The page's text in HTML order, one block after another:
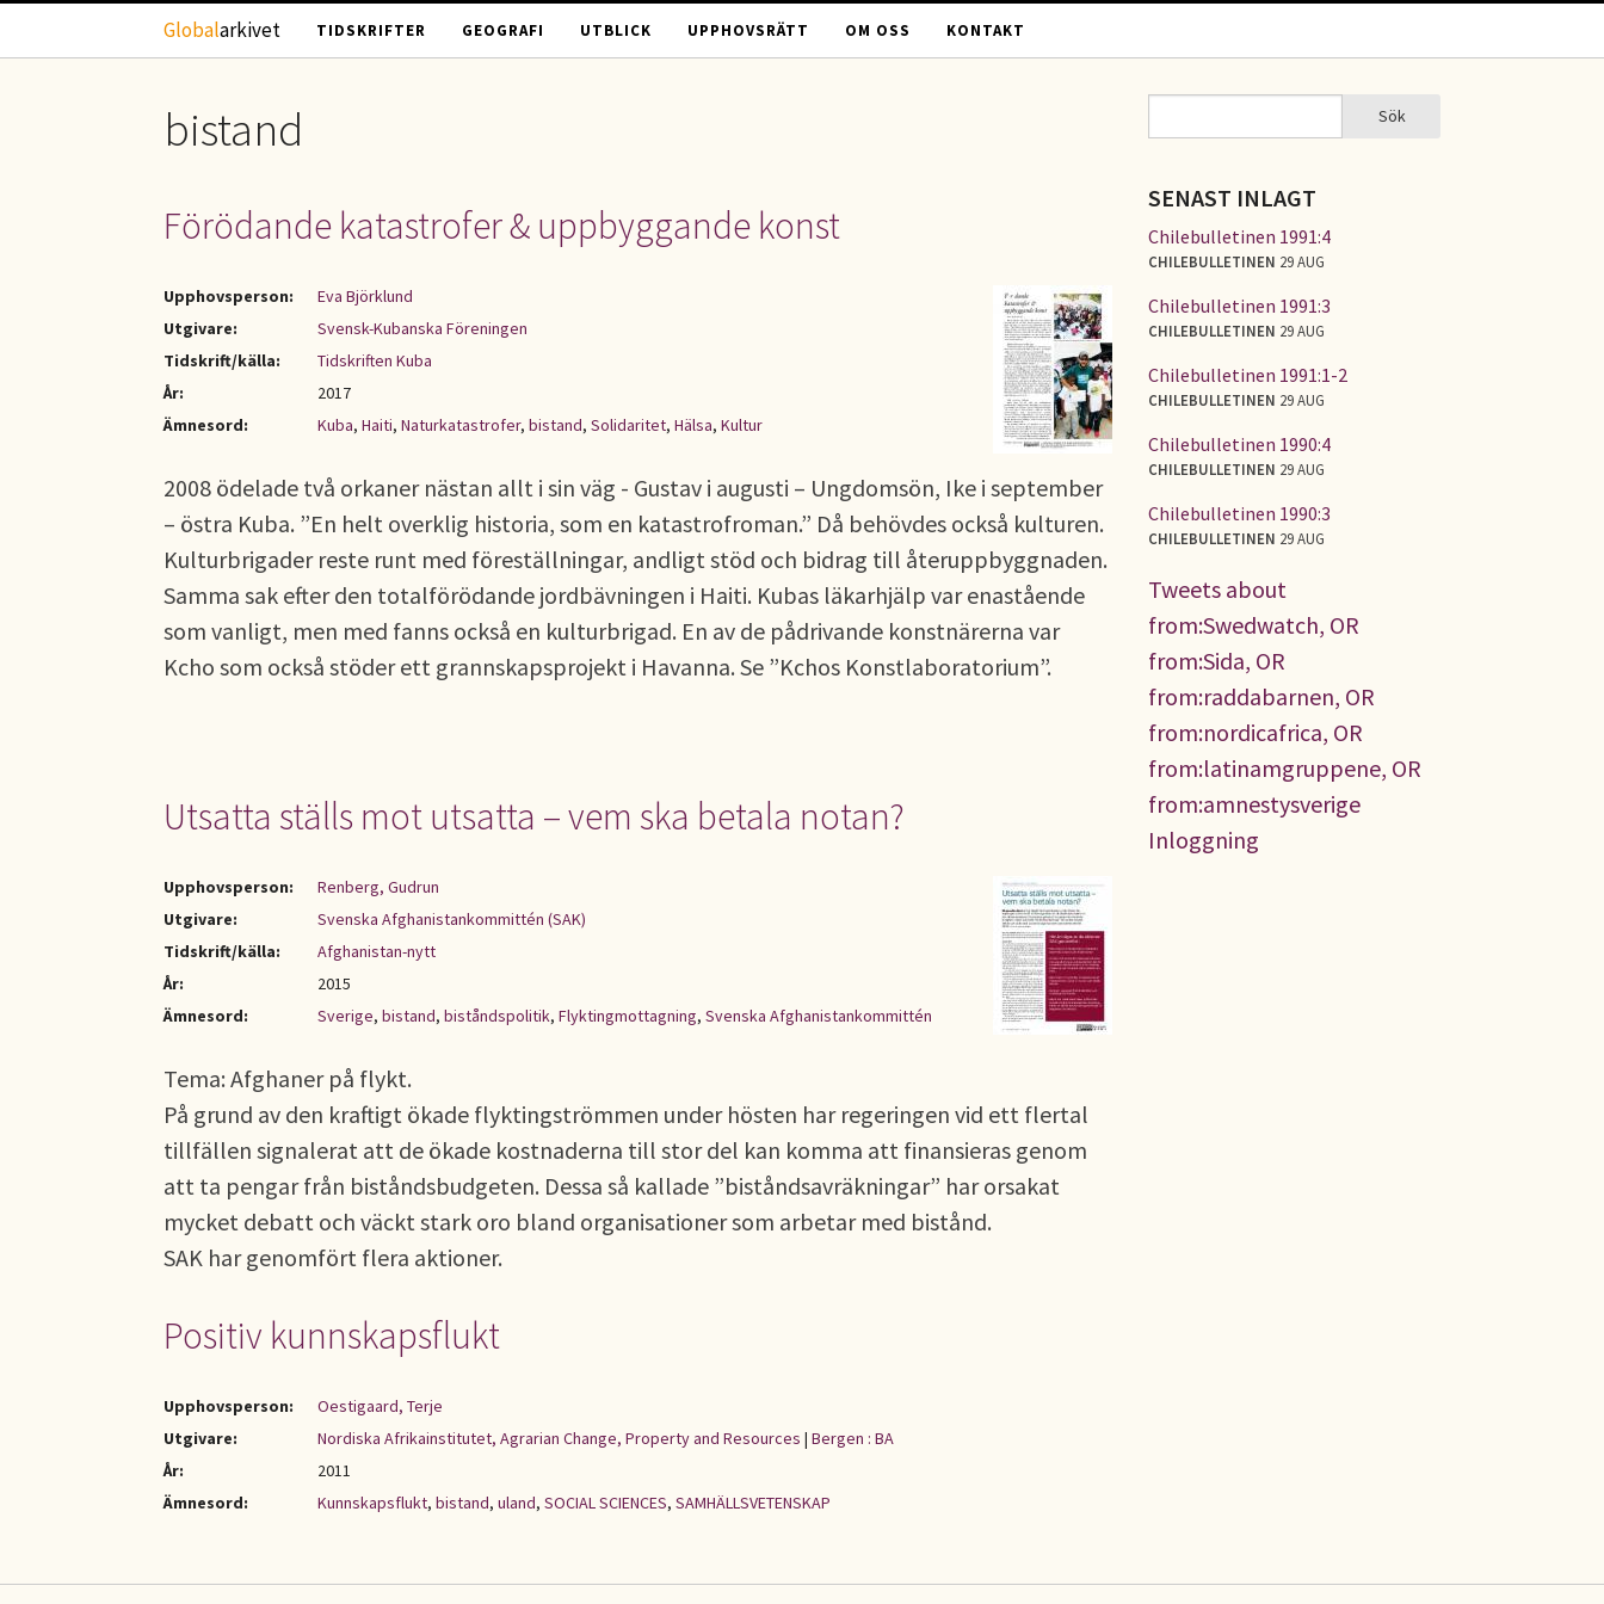
Hoppa till huvudinnehåll
Globalarkivet TIDSKRIFTER GEOGRAFI UTBLICK UPPHOVSRÄTT OM OSS KONTAKT
bistand
Förödande katastrofer & uppbyggande konst
Upphovsperson:
Eva Björklund
Utgivare:
Svensk-Kubanska Föreningen
Tidskrift/källa:
Tidskriften Kuba
År:
2017
Ämnesord:
Kuba, Haiti, Naturkatastrofer, bistand, Solidaritet, Hälsa, Kultur
2008 ödelade två orkaner nästan allt i sin väg - Gustav i augusti – Ungdomsön, Ike i september
– östra Kuba. ”En helt overklig historia, som en katastrofroman.” Då behövdes också kulturen.
Kulturbrigader reste runt med föreställningar, andligt stöd och bidrag till återuppbyggnaden.
Samma sak efter den totalförödande jordbävningen i Haiti. Kubas läkarhjälp var enastående
som vanligt, men med fanns också en kulturbrigad. En av de pådrivande konstnärerna var
Kcho som också stöder ett grannskapsprojekt i Havanna. Se ”Kchos Konstlaboratorium”.
Utsatta ställs mot utsatta – vem ska betala notan?
Upphovsperson:
Renberg, Gudrun
Utgivare:
Svenska Afghanistankommittén (SAK)
Tidskrift/källa:
Afghanistan-nytt
År:
2015
Ämnesord:
Sverige, bistand, biståndspolitik, Flyktingmottagning, Svenska Afghanistankommittén
Tema: Afghaner på flykt.
På grund av den kraftigt ökade flyktingströmmen under hösten har regeringen vid ett flertal
tillfällen signalerat att de ökade kostnaderna till stor del kan komma att finansieras genom
att ta pengar från biståndsbudgeten. Dessa så kallade ”biståndsavräkningar” har orsakat
mycket debatt och väckt stark oro bland organisationer som arbetar med bistånd.
SAK har genomfört flera aktioner.
Positiv kunnskapsflukt
Upphovsperson:
Oestigaard, Terje
Utgivare:
Nordiska Afrikainstitutet, Agrarian Change, Property and Resources | Bergen : BA
År:
2011
Ämnesord:
Kunnskapsflukt, bistand, uland, SOCIAL SCIENCES, SAMHÄLLSVETENSKAP
SÖKFORMULÄR Sök
SENAST INLAGT
Chilebulletinen 1991:4
CHILEBULLETINEN 29 AUG
Chilebulletinen 1991:3
CHILEBULLETINEN 29 AUG
Chilebulletinen 1991:1-2
CHILEBULLETINEN 29 AUG
Chilebulletinen 1990:4
CHILEBULLETINEN 29 AUG
Chilebulletinen 1990:3
CHILEBULLETINEN 29 AUG
Tweets about
from:Swedwatch, OR
from:Sida, OR
from:raddabarnen, OR
from:nordicafrica, OR
from:latinamgruppene, OR
from:amnestysverige
Inloggning